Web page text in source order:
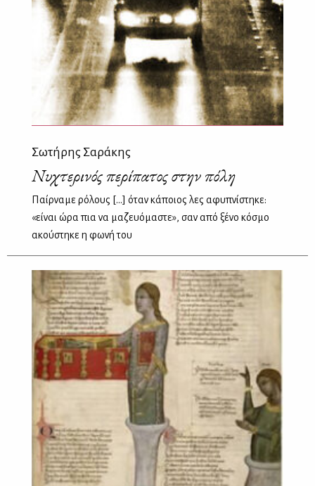
Σωτήρης Σαράκης
Νυχτερινός περίπατος στην πόλη
Παίρναμε ρόλους [...] όταν κάποιος λες αφυπνίστηκε:
«είναι ώρα πια να μαζευόμαστε», σαν από ξένο κόσμο
ακούστηκε η φωνή του